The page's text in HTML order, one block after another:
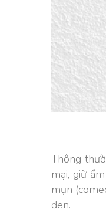
Thông
mại, giữ
mụn
đen.